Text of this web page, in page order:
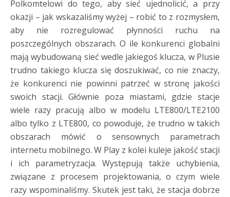
Polkomtelowi do tego, aby sieć ujednolicić, a przy
okazji – jak wskazaliśmy wyżej – robić to z rozmysłem,
aby nie rozregulować płynności ruchu na
poszczególnych obszarach. O ile konkurenci globalni
mają wybudowaną sieć wedle jakiegoś klucza, w Plusie
trudno takiego klucza się doszukiwać, co nie znaczy,
że konkurenci nie powinni patrzeć w stronę jakości
swoich stacji. Głównie poza miastami, gdzie stacje
wiele razy pracują albo w modelu LTE800/LTE2100
albo tylko z LTE800, co powoduje, że trudno w takich
obszarach mówić o sensownych parametrach
internetu mobilnego. W Play z kolei kuleje jakość stacji
i ich parametryzacja. Występują także uchybienia,
związane z procesem projektowania, o czym wiele
razy wspominaliśmy. Skutek jest taki, że stacja dobrze